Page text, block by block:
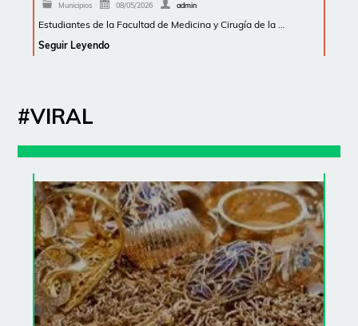
Municipios 08/05/2026 admin
Estudiantes de la Facultad de Medicina y Cirugía de la …
Seguir Leyendo
#VIRAL